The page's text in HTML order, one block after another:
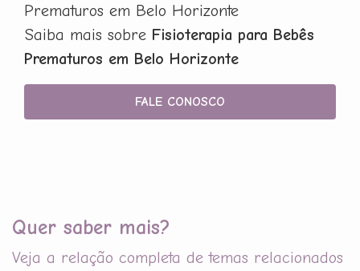
Prematuros em Belo Horizonte
Saiba mais sobre Fisioterapia para Bebês
Prematuros em Belo Horizonte
FALE CONOSCO
Quer saber mais?
Veja a relação completa de temas relacionados